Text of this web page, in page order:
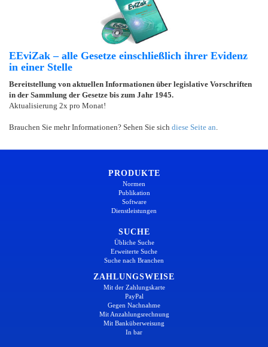
EEviZak – alle Gesetze einschließlich ihrer Evidenz
in einer Stelle
Bereitstellung von aktuellen Informationen über legislative Vorschriften
in der Sammlung der Gesetze bis zum Jahr 1945.
Aktualisierung 2x pro Monat!
Brauchen Sie mehr Informationen? Sehen Sie sich diese Seite an
PRODUKTE
Normen
Publikation
Software
Dienstleistungen
SUCHE
Übliche Suche
Erweiterte Suche
Suche nach Branchen
ZAHLUNGSWEISE
Mit der Zahlungskarte
PayPal
Gegen Nachnahme
Mit Anzahlungsrechnung
Mit Banküberweisung
In bar